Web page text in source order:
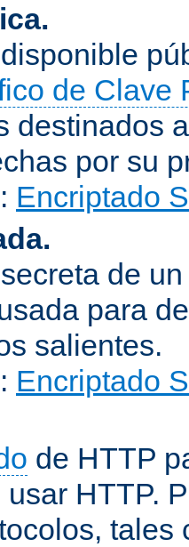
de Clave
destinados
por su
Encriptado
de
para
salientes.
Encriptado
de HTTP
usar HTTP.
tales